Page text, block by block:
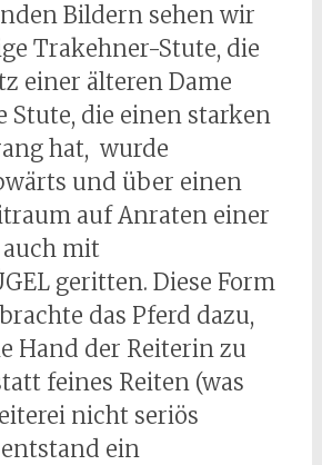
Bildern sehen wir
Trakehner-Stute, die
einer älteren Dame
Stute, die einen starken
hat, wurde
und über einen
auf Anraten einer
mit
geritten. Diese Form
das Pferd dazu,
Hand der Reiterin zu
feines Reiten (was
nicht seriös
ein